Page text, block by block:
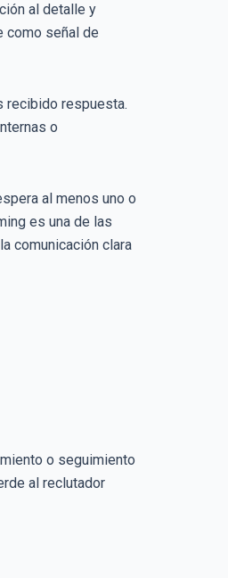
al detalle y
como señal de
recibido respuesta.
o
al menos uno o
es una de las
comunicación clara
o seguimiento
al reclutador